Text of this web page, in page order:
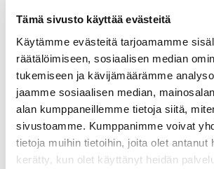
Tämä sivusto käyttää evästeitä
Käytämme evästeitä tarjoamamme
räätälöimiseen, sosiaalisen median
tukemiseen ja kävijämäärämme
jaamme sosiaalisen median,
alan kumppaneillemme tietoja siitä,
sivustoamme. Kumppanimme voivat
tietoja muihin tietoihin, joita olet antanut
kerätty, kun olet käyttänyt heidän
Emme näe jätettyjä ilmoituksia tai
yrityksessä. Palvelun tietoturva- ja
tietosuojaratkaisut noudattavat
varmistavat ilmoitusten tekijöiden
anonymiteetin. Käytämme esimerkiksi
auditointeja koko palveluun.
Nyt on elettävä kuten itse vakuutetaan.